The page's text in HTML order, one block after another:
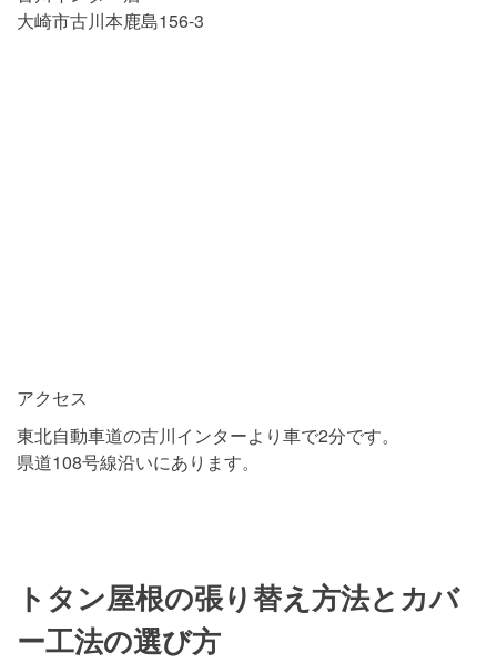
大崎市古川本鹿島156-3
アクセス
東北自動車道の古川インターより車で2分です。
県道108号線沿いにあります。
トタン屋根の張り替え方法とカバ
ー工法の選び方